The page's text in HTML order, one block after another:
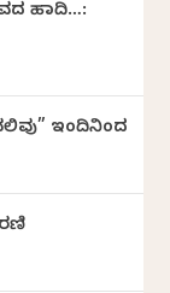
ಹಾದಿ…:
ಇಂದಿನಿಂದ